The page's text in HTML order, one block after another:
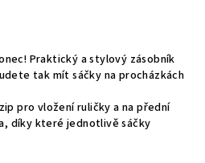
Praktický a stylový zásobník
tak mít sáčky na procházkách
pro vložení ruličky a na přední
díky které jednotlivě sáčky